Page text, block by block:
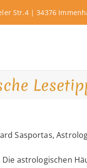
Str.4 | 34376
∞ Tools
Healing.
Sasportas,
astrologischen